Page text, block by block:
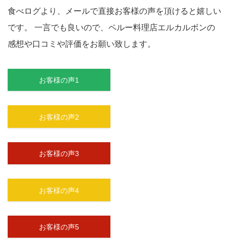
食べログより、メールで直接お客様の声を頂けると嬉しい
です。
一言でも良いので、ペルー料理店エルカルボンの
感想や口コミや評価をお願い致します。
お客様の声1
お客様の声2
お客様の声3
お客様の声4
お客様の声5